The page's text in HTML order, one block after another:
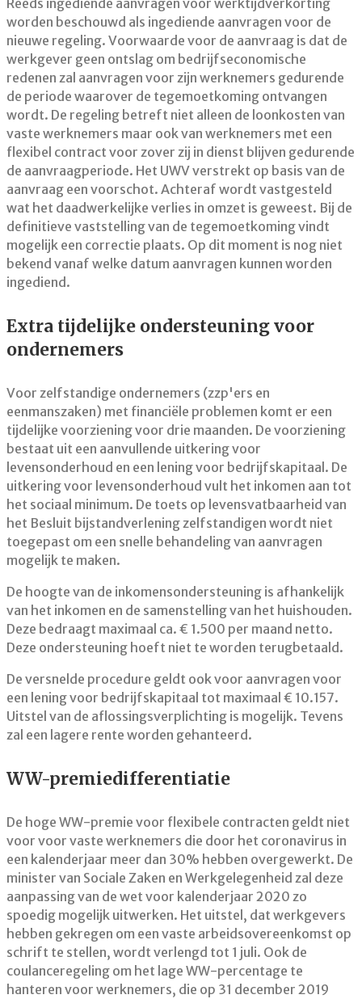
Reeds ingediende aanvragen voor werktijdverkorting
worden beschouwd als ingediende aanvragen voor de
nieuwe regeling. Voorwaarde voor de aanvraag is dat de
werkgever geen ontslag om bedrijfseconomische
redenen zal aanvragen voor zijn werknemers gedurende
de periode waarover de tegemoetkoming ontvangen
wordt. De regeling betreft niet alleen de loonkosten van
vaste werknemers maar ook van werknemers met een
flexibel contract voor zover zij in dienst blijven gedurende
de aanvraagperiode. Het UWV verstrekt op basis van de
aanvraag een voorschot. Achteraf wordt vastgesteld
wat het daadwerkelijke verlies in omzet is geweest. Bij de
definitieve vaststelling van de tegemoetkoming vindt
mogelijk een correctie plaats. Op dit moment is nog niet
bekend vanaf welke datum aanvragen kunnen worden
ingediend.
Extra tijdelijke ondersteuning voor
ondernemers
Voor zelfstandige ondernemers (zzp'ers en
eenmanszaken) met financiële problemen komt er een
tijdelijke voorziening voor drie maanden. De voorziening
bestaat uit een aanvullende uitkering voor
levensonderhoud en een lening voor bedrijfskapitaal. De
uitkering voor levensonderhoud vult het inkomen aan tot
het sociaal minimum. De toets op levensvatbaarheid van
het Besluit bijstandverlening zelfstandigen wordt niet
toegepast om een snelle behandeling van aanvragen
mogelijk te maken.
De hoogte van de inkomensondersteuning is afhankelijk
van het inkomen en de samenstelling van het huishouden.
Deze bedraagt maximaal ca. € 1.500 per maand netto.
Deze ondersteuning hoeft niet te worden terugbetaald.
De versnelde procedure geldt ook voor aanvragen voor
een lening voor bedrijfskapitaal tot maximaal € 10.157.
Uitstel van de aflossingsverplichting is mogelijk. Tevens
zal een lagere rente worden gehanteerd.
WW-premiedifferentiatie
De hoge WW-premie voor flexibele contracten geldt niet
voor voor vaste werknemers die door het coronavirus in
een kalenderjaar meer dan 30% hebben overgewerkt. De
minister van Sociale Zaken en Werkgelegenheid zal deze
aanpassing van de wet voor kalenderjaar 2020 zo
spoedig mogelijk uitwerken. Het uitstel, dat werkgevers
hebben gekregen om een vaste arbeidsovereenkomst op
schrift te stellen, wordt verlengd tot 1 juli. Ook de
coulanceregeling om het lage WW-percentage te
hanteren voor werknemers, die op 31 december 2019